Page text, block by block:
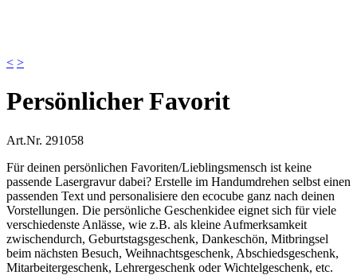
< >
Persönlicher Favorit
Art.Nr. 291058
Für deinen persönlichen Favoriten/Lieblingsmensch ist keine
passende Lasergravur dabei? Erstelle im Handumdrehen selbst einen
passenden Text und personalisiere den ecocube ganz nach deinen
Vorstellungen. Die persönliche Geschenkidee eignet sich für viele
verschiedenste Anlässe, wie z.B. als kleine Aufmerksamkeit
zwischendurch, Geburtstagsgeschenk, Dankeschön, Mitbringsel
beim nächsten Besuch, Weihnachtsgeschenk, Abschiedsgeschenk,
Mitarbeitergeschenk, Lehrergeschenk oder Wichtelgeschenk, etc.